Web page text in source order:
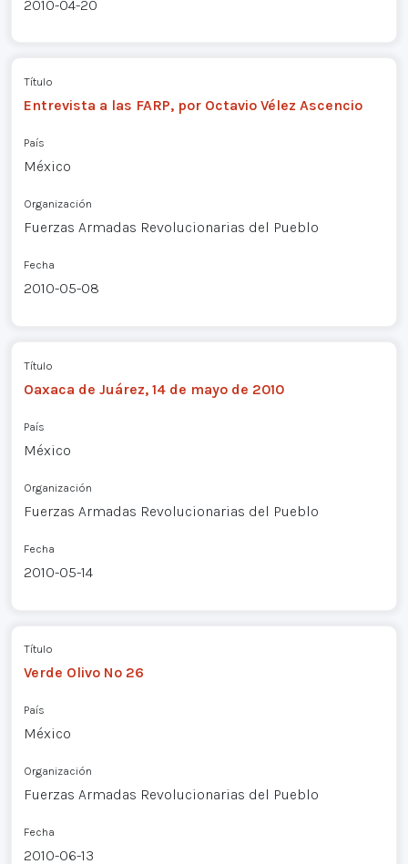
2010-04-20
Título
Entrevista a las FARP, por Octavio Vélez Ascencio
País
México
Organización
Fuerzas Armadas Revolucionarias del Pueblo
Fecha
2010-05-08
Título
Oaxaca de Juárez, 14 de mayo de 2010
País
México
Organización
Fuerzas Armadas Revolucionarias del Pueblo
Fecha
2010-05-14
Título
Verde Olivo Nº 26
País
México
Organización
Fuerzas Armadas Revolucionarias del Pueblo
Fecha
2010-06-13